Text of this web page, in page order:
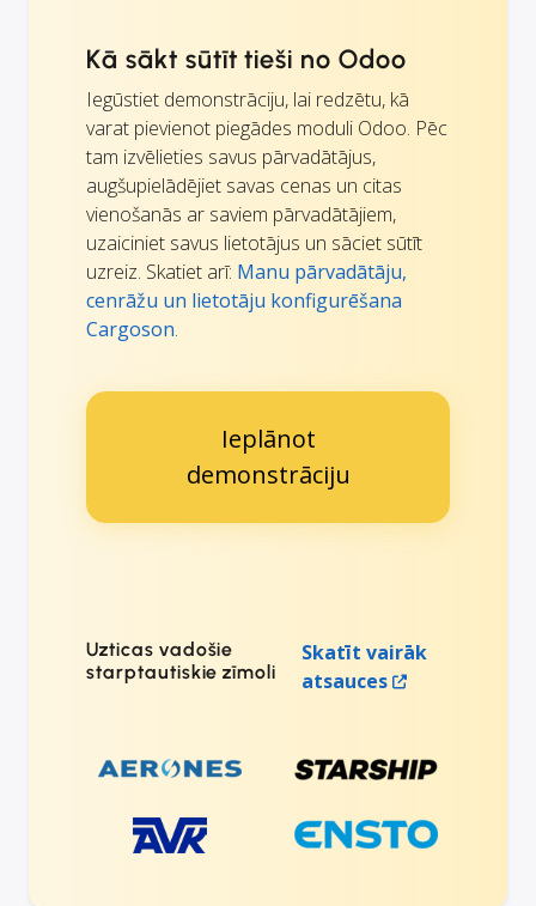
Kā sākt sūtīt tieši no Odoo
Iegūstiet demonstrāciju, lai redzētu, kā
varat pievienot piegādes moduli Odoo. Pēc
tam izvēlieties savus pārvadātājus,
augšupielādējiet savas cenas un citas
vienošanās ar saviem pārvadātājiem,
uzaiciniet savus lietotājus un sāciet sūtīt
uzreiz. Skatiet arī: Manu pārvadātāju,
cenrāžu un lietotāju konfigurēšana
Cargoson.
Ieplānot
demonstrāciju
Uzticas vadošie
starptautiskie zīmoli
Skatīt vairāk
atsauces